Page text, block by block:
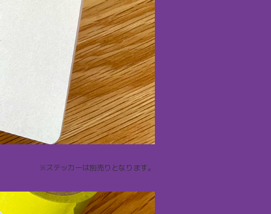
※ステッカーは別売りとなります。